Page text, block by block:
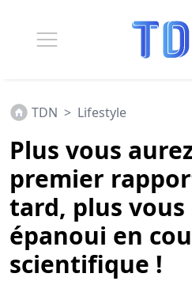
TDN > Lifestyle
Plus vous
premier
tard, plus vous
épanoui en
scientifique !